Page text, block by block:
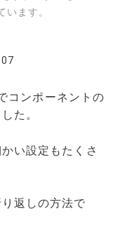
ます。
コンポーネントの
た。
い設定もたくさ
返しの方法で